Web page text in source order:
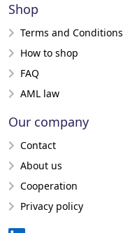
Shop
Terms and Conditions
How to shop
FAQ
AML law
Our company
Contact
About us
Cooperation
Privacy policy